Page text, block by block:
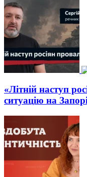
«Літній наступ
ситуацію на